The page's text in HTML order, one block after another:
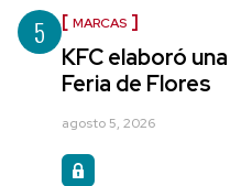
5 MARCAS
KFC elaboró
Feria de Flores
agosto 5, 2026